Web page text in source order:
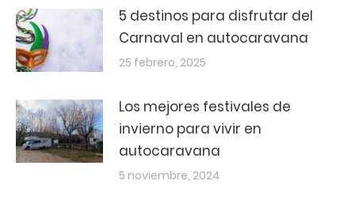
5 destinos para disfrutar del
Carnaval en autocaravana
25 febrero, 2025
Los mejores festivales de
invierno para vivir en
autocaravana
5 noviembre, 2024